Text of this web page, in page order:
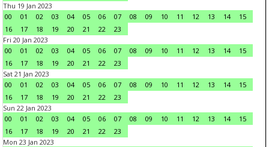
Thu 19 Jan 2023
00
01 02 03 04 05 06 07 08 09 10 11 12 13 14
15
16
17 18 19 20 21 22
23
Fri 20 Jan 2023
00
01 02 03 04 05 06 07 08 09 10 11 12 13 14
15
16
17 18 19 20 21 22
23
Sat 21 Jan 2023
00
01 02 03 04 05 06 07 08 09 10 11 12 13 14
15
16
17 18 19 20 21 22
23
Sun 22 Jan 2023
00
01 02 03 04 05 06 07 08 09 10 11 12 13 14
15
16
17 18 19 20 21 22
23
Mon 23 Jan 2023